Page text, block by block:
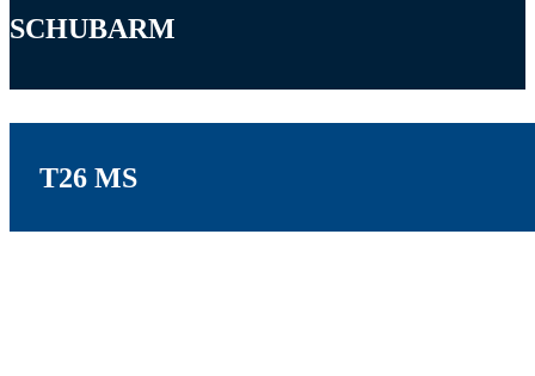
SCHUBARM
T26 MS